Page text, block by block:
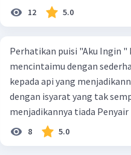
Apalagi saat
Konjungsi Kausalitas:
Konjungsi
sebab-akibat.
...karenaalasan
Alih-alih
tanpa beban C. kegigihan
seseorang yang tidak mau
12 5.0
Perhatikan puisi "Aku Ingin "
mencintaimu dengan
kepada api yang
dengan isyarat yang tak
menjadikannya tiada
dengan cara yang tidak
dan kesetiaan, bahwa
8 5.0